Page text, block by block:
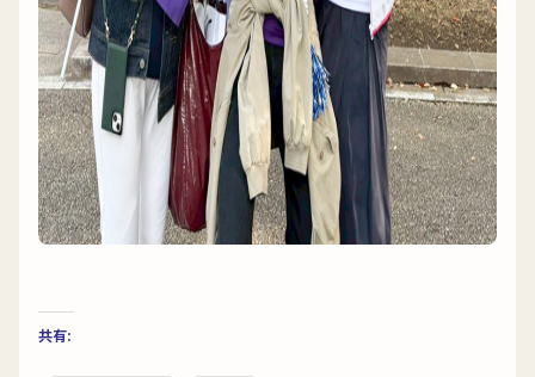
共有: